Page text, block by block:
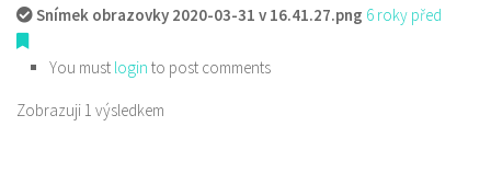
Snímek obrazovky 2020-03-31 v 16.41.27.png 6 roky před
You must login to post comments
Zobrazuji 1 výsledkem